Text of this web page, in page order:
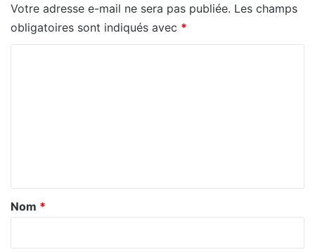
Votre adresse e-mail ne sera pas publiée. Les champs
obligatoires sont indiqués avec *
a
Nom *